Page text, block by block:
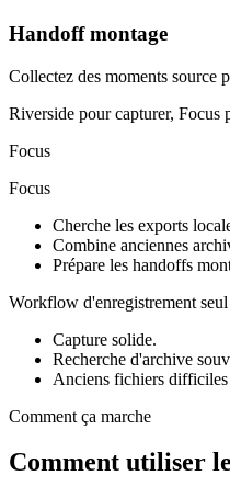
Handoff montage
Collectez des moments source
Riverside pour capturer, Focus
Focus
Focus
Cherche les exports
Combine anciennes
Prépare les handoffs
Workflow d'enregistrement seul
Capture solide.
Recherche d'archive
Anciens fichiers difficiles
Comment ça marche
Comment utiliser